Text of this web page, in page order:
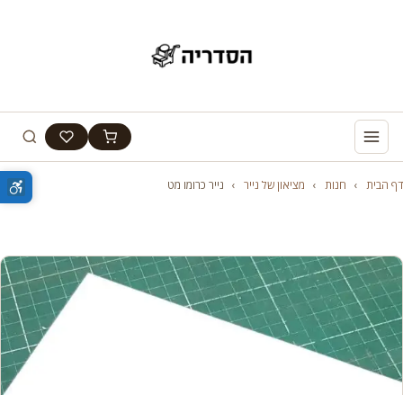
דף הבית › חנות › מציאון של נייר › נייר כרומו מט